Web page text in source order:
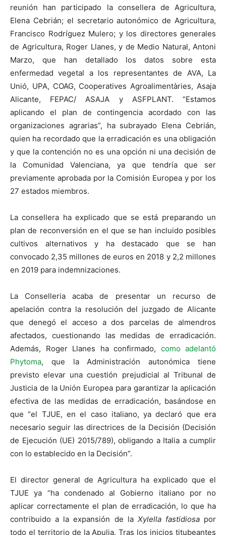
reunión han participado la consellera de Agricultura,
Elena Cebrián; el secretario autonómico de Agricultura,
Francisco Rodríguez Mulero; y los directores generales
de Agricultura, Roger Llanes, y de Medio Natural, Antoni
Marzo, que han detallado los datos sobre esta
enfermedad vegetal a los representantes de AVA, La
Unió, UPA, COAG, Cooperatives Agroalimentàries, Asaja
Alicante, FEPAC/ ASAJA y ASFPLANT. “Estamos
aplicando el plan de contingencia acordado con las
organizaciones agrarias”, ha subrayado Elena Cebrián,
quien ha recordado que la erradicación es una obligación
y que la contención no es una opción ni una decisión de
la Comunidad Valenciana, ya que tendría que ser
previamente aprobada por la Comisión Europea y por los
27 estados miembros.
La consellera ha explicado que se está preparando un
plan de reconversión en el que se han incluido posibles
cultivos alternativos y ha destacado que se han
convocado 2,35 millones de euros en 2018 y 2,2 millones
en 2019 para indemnizaciones.
La Conselleria acaba de presentar un recurso de
apelación contra la resolución del juzgado de Alicante
que denegó el acceso a dos parcelas de almendros
afectados, cuestionando las medidas de erradicación.
Además, Roger Llanes ha confirmado, como adelantó
Phytoma, que la Administración autonómica tiene
previsto elevar una cuestión prejudicial al Tribunal de
Justicia de la Unión Europea para garantizar la aplicación
efectiva de las medidas de erradicación, basándose en
que “el TJUE, en el caso italiano, ya declaró que era
necesario seguir las directrices de la Decisión (Decisión
de Ejecución (UE) 2015/789), obligando a Italia a cumplir
con lo establecido en la Decisión”.
El director general de Agricultura ha explicado que el
TJUE ya “ha condenado al Gobierno italiano por no
aplicar correctamente el plan de erradicación, lo que ha
contribuido a la expansión de la Xylella fastidiosapor
todo el territorio de la Apulia. Tras los inicios titubeantes